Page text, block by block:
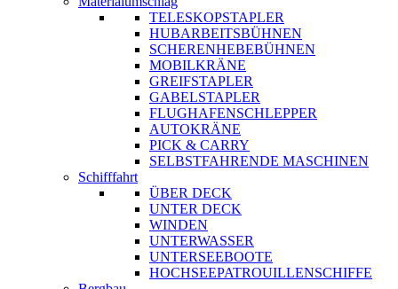
TELESKOPSTAPLER
HUBARBEITSBÜHNEN
SCHERENHEBEBÜHNEN
MOBILKRÄNE
GREIFSTAPLER
GABELSTAPLER
FLUGHAFENSCHLEPPER
AUTOKRÄNE
PICK & CARRY
SELBSTFAHRENDE MASCHINEN
Schifffahrt
ÜBER DECK
UNTER DECK
WINDEN
UNTERWASSER
UNTERSEEBOOTE
HOCHSEEPATROUILLENSCHIFFE